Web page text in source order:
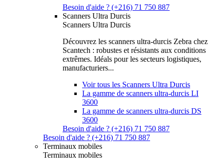
Besoin d'aide ? (+216) 71 750 887
Scanners Ultra Durcis
Scanners Ultra Durcis
Découvrez les scanners ultra-durcis Zebra chez
Scantech : robustes et résistants aux conditions
extrêmes. Idéals pour les secteurs logistiques,
manufacturiers...
Voir tous les Scanners Ultra Durcis
La gamme de scanners ultra-durcis LI
3600
La gamme de scanners ultra-durcis DS
3600
Besoin d'aide ? (+216) 71 750 887
Besoin d'aide ? (+216) 71 750 887
Terminaux mobiles
Terminaux mobiles